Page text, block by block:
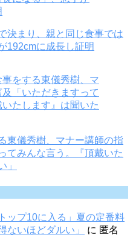
決まり、親と同じ食事では
192cmに成長し証明
東儀秀樹、マナー講師の指
てみんな言う。『頂戴いた
」
ップ10に入る」夏の定番料
いほどダルい」
に 匿名